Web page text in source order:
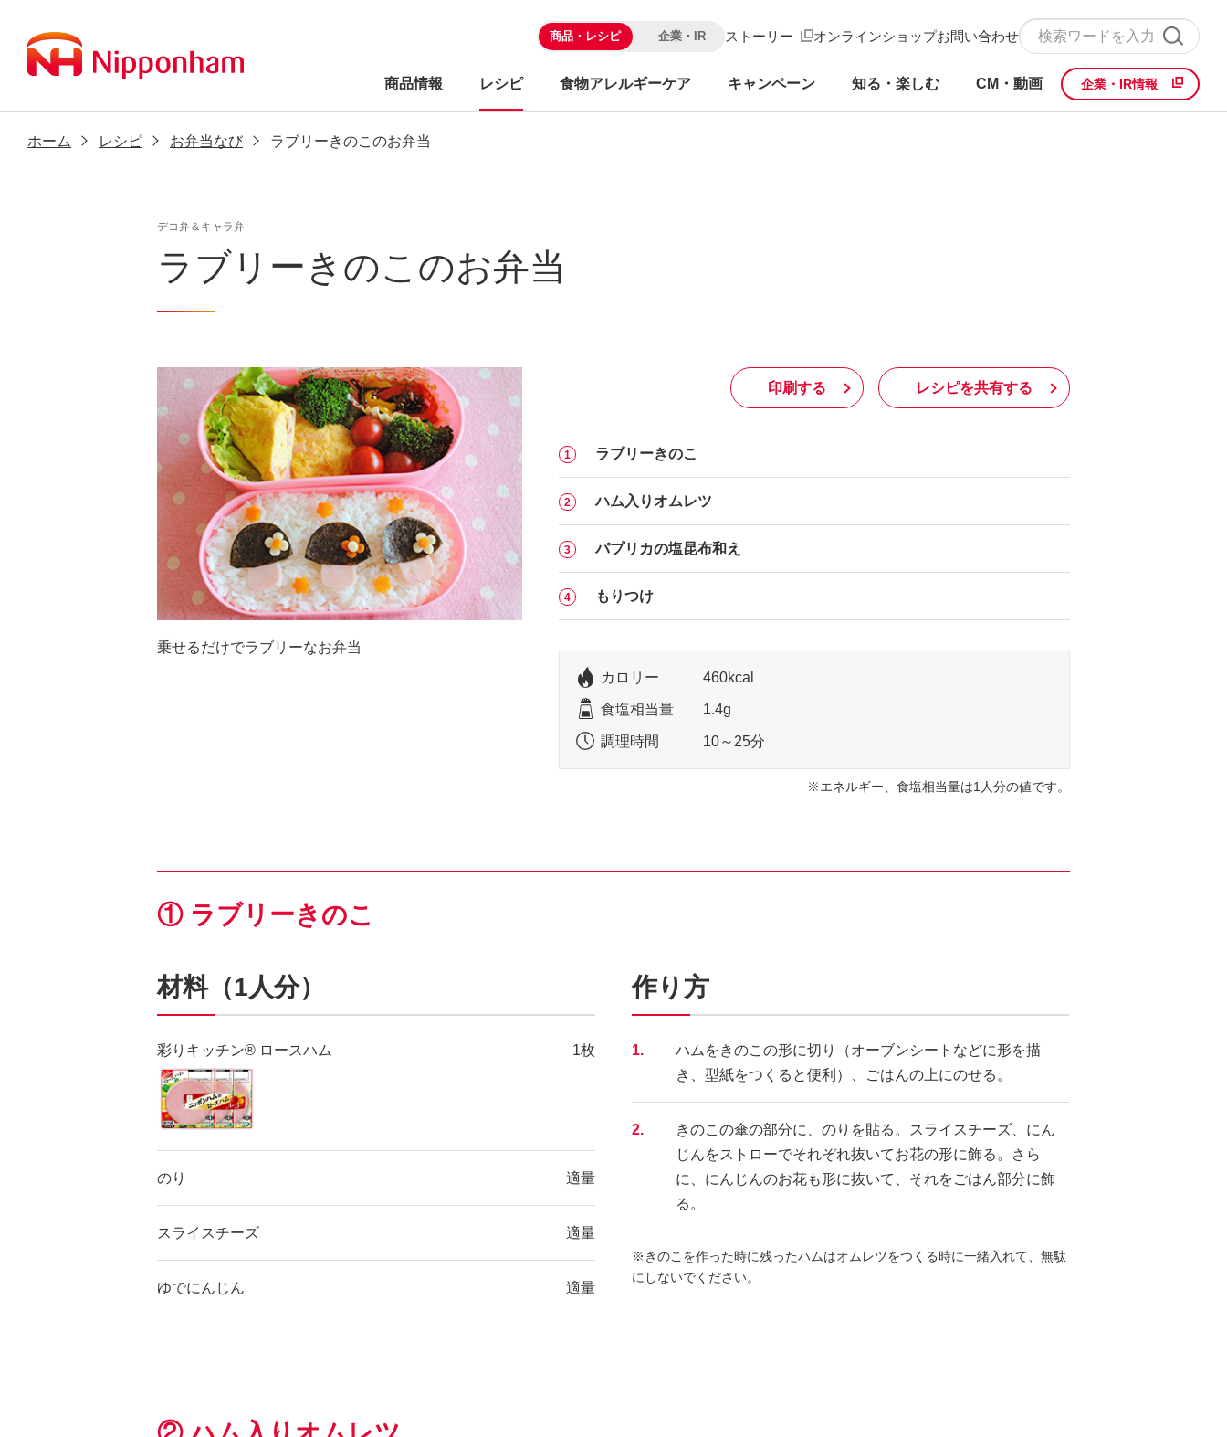
商品・レシピ 企業・IR ストーリー オンラインショップお問い合わせ
商品情報 レシピ 食物アレルギーケア キャンペーン 知る・楽しむ CM・動画 企業・IR情報
ホーム レシピ お弁当なび ラブリーきのこのお弁当
デコ弁＆キャラ弁
ラブリーきのこのお弁当
乗せるだけでラブリーなお弁当
印刷する レシピを共有する
ラブリーきのこ
ハム入りオムレツ
パプリカの塩昆布和え
もりつけ
カロリー 460kcal
食塩相当量 1.4g
調理時間 10～25分
エネルギー、食塩相当量は1人分の値です。
① ラブリーきのこ
材料（1人分）
彩りキッチン® ロースハム 1枚
のり 適量
スライスチーズ 適量
ゆでにんじん 適量
作り方
1.
ハムをきのこの形に切り（オーブンシートなどに形を描
き、型紙をつくると便利）、ごはんの上にのせる。
2.
きのこの傘の部分に、のりを貼る。スライスチーズ、にん
じんをストローでそれぞれ抜いてお花の形に飾る。さら
に、にんじんのお花も形に抜いて、それをごはん部分に飾
る。
※きのこを作った時に残ったハムはオムレツをつくる時に一緒入れて、無駄
にしないでください。